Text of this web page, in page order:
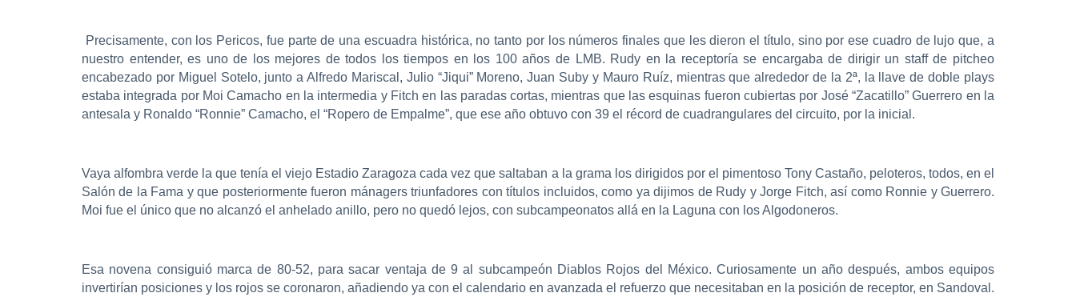
Precisamente, con los Pericos, fue parte de una escuadra histórica, no tanto por los números finales que les dieron el título, sino por ese cuadro de lujo que, a
nuestro entender, es uno de los mejores de todos los tiempos en los 100 años de LMB. Rudy en la receptoría se encargaba de dirigir un staff de pitcheo
encabezado por Miguel Sotelo, junto a Alfredo Mariscal, Julio “Jiqui” Moreno, Juan Suby y Mauro Ruíz, mientras que alrededor de la 2ª, la llave de doble plays
estaba integrada por Moi Camacho en la intermedia y Fitch en las paradas cortas, mientras que las esquinas fueron cubiertas por José “Zacatillo” Guerrero en la
antesala y Ronaldo “Ronnie” Camacho, el “Ropero de Empalme”, que ese año obtuvo con 39 el récord de cuadrangulares del circuito, por la inicial.
Vaya alfombra verde la que tenía el viejo Estadio Zaragoza cada vez que saltaban a la grama los dirigidos por el pimentoso Tony Castaño, peloteros, todos, en el
Salón de la Fama y que posteriormente fueron mánagers triunfadores con títulos incluidos, como ya dijimos de Rudy y Jorge Fitch, así como Ronnie y Guerrero.
Moi fue el único que no alcanzó el anhelado anillo, pero no quedó lejos, con subcampeonatos allá en la Laguna con los Algodoneros.
Esa novena consiguió marca de 80-52, para sacar ventaja de 9 al subcampeón Diablos Rojos del México. Curiosamente un año después, ambos equipos
invertirían posiciones y los rojos se coronaron, añadiendo ya con el calendario en avanzada el refuerzo que necesitaban en la posición de receptor, en Sandoval.